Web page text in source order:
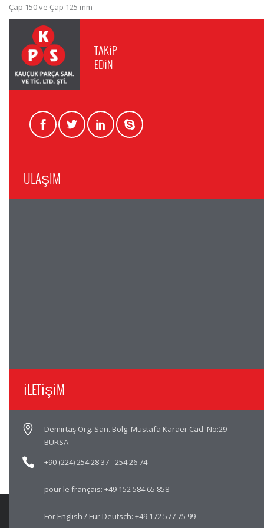
Çap 150 ve Çap 125 mm
TAKİP
EDİN
ULAŞIM
İLETİŞİM
Demirtaş Org. San. Bölg. Mustafa Karaer Cad. No:29
BURSA
+90 (224) 254 28 37-254 26 74
pour le français: +49 152 584 65 858
For English / Für Deutsch: +49 172 577 75 99